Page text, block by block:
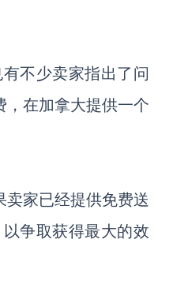
不少卖家指出了问
在加拿大提供一个
家已经提供免费送
争取获得最大的效